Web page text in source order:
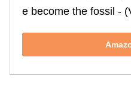
e become the fossil ‐